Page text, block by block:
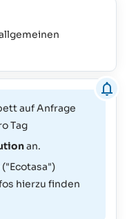
auf Anfrage
Tag
an.
("Ecotasa")
hierzu finden